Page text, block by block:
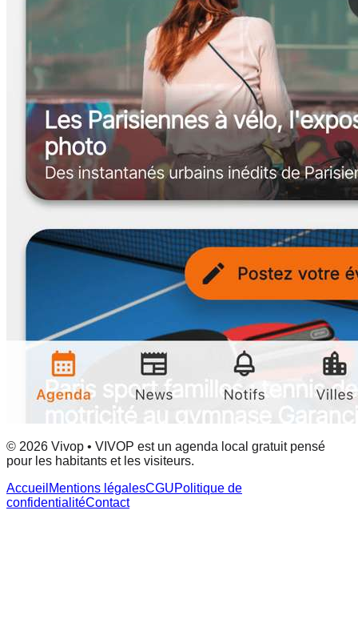
© 2026 Vivop • VIVOP est un agenda local gratuit pensé
pour les habitants et les visiteurs.
Accueil Mentions légalesCGUPolitique de
confidentialitéContact